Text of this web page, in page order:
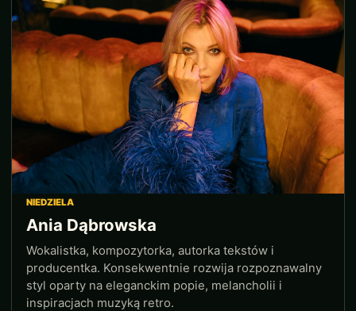
NIEDZIELA
Ania Dąbrowska
Wokalistka, kompozytorka, autorka tekstów i
producentka. Konsekwentnie rozwija rozpoznawalny
styl oparty na eleganckim popie, melancholii i
inspiracjach muzyką retro.